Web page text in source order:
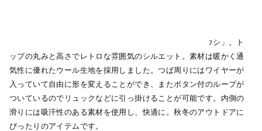
人気のヤマボウシを秋冬用にアップデートした「フユボウシ」。ト
ップの丸みと高さでレトロな雰囲気のシルエット。素材は暖かく通
気性に優れたウール生地を採用しました。つば周りにはワイヤーが
入っていて自由に形を変えることができ、またボタン付のループが
ついているのでリュックなどに引っ掛けることが可能です。内側の
滑りには吸汗性のある素材を使用し、快適に。秋冬のアウトドアに
ぴったりのアイテムです。